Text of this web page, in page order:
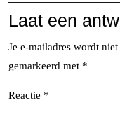
Laat een
Je e-mailadres wordt
gemarkeerd met *
Reactie *